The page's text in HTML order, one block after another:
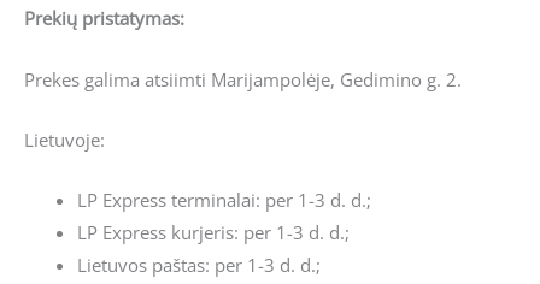
Prekių pristatymas:
Prekes galima atsiimti Marijampolėje, Gedimino g. 2.
Lietuvoje:
LP Express terminalai: per 1-3 d. d.;
LP Express kurjeris: per 1-3 d. d.;
Lietuvos paštas: per 1-3 d. d.;